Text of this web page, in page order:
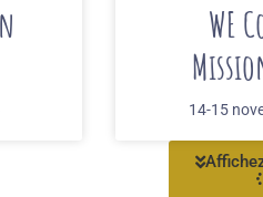
WE
14-15